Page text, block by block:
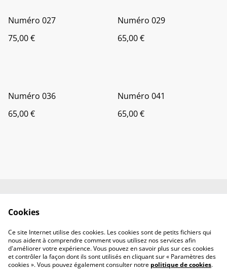
Numéro 027
75,00 €
Numéro 029
65,00 €
Numéro 036
65,00 €
Numéro 041
65,00 €
confidentialité
Politique de cookies
Cookies
Ce site Internet utilise des cookies. Les cookies sont de petits fichiers qui
nous aident à comprendre comment vous utilisez nos services afin
d'améliorer votre expérience. Vous pouvez en savoir plus sur ces cookies
et contrôler la façon dont ils sont utilisés en cliquant sur « Paramètres des
cookies ». Vous pouvez également consulter notre politique de cookies.